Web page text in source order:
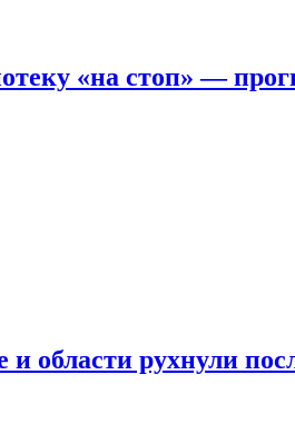
«на стоп» —
области рухнули